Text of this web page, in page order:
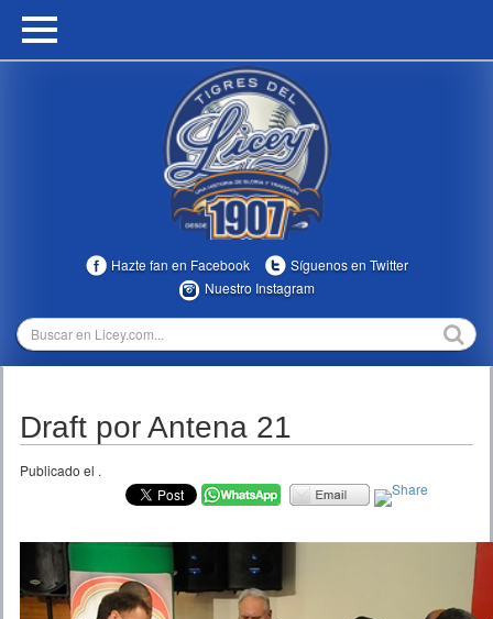
HOME
MULTIMEDIA
TEMPORADAS
Hazte fan en Facebook
Síguenos en Twitter
Nuestro Instagram
Draft por Antena 21
Publicado el .